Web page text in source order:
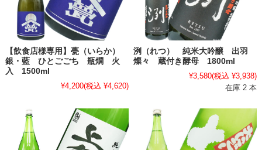
【飲食店様専用】甍（いらか）
銀・藍 ひとごごち 瓶燗 火
入 1500ml
¥4,200(税込 ¥4,620)
洌（れつ） 純米大吟醸 出羽
燦々 蔵付き酵母 1800ml
¥3,580(税込 ¥3,938)
在庫 2 本